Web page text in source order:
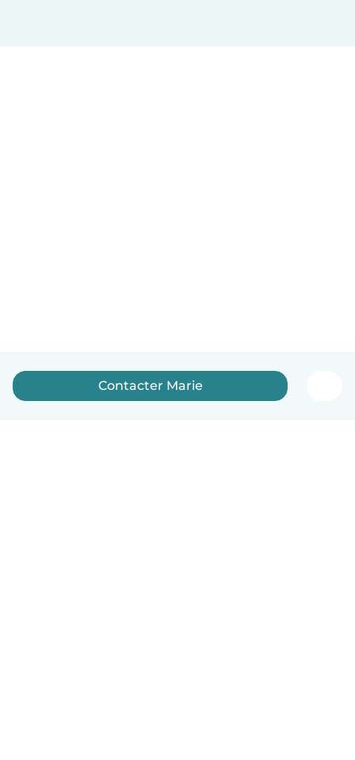
Contacter Marie